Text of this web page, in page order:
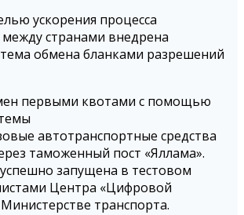
ускорения процесса
между странами внедрена
обмена бланками разрешений
первыми квотами с помощью
автотранспортные средства
таможенный пост «Яллама».
запущена в тестовом
Центра «Цифровой
транспорта.